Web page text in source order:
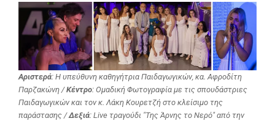
Αριστερά: Η υπεύθυνη καθηγήτρια Παιδαγωγικών, κα. Αφροδίτη
Παρζακώνη /Κέντρο: Ομαδική Φωτογραφία με τις σπουδάστριες
Παιδαγωγικών και τον κ. Λάκη Κουρετζή στο κλείσιμο της
παράστασης /Δεξιά: Live τραγούδι "Της Άρνης το Νερό" από την